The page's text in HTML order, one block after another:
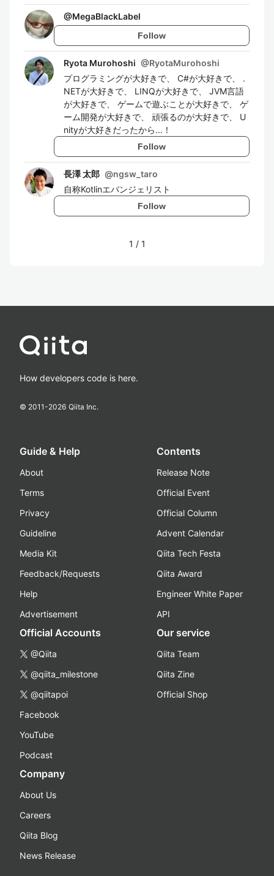
@MegaBlackLabel
Follow
Ryota Murohoshi @RyotaMurohoshi
プログラミングが大好きで、 C#が大好きで、 .
NETが大好きで、 LINQが大好きで、 JVM言語
が大好きで、 ゲームで遊ぶことが大好きで、 ゲ
ーム開発が大好きで、 頑張るのが大好きで、 U
nityが大好きだったから...！
Follow
長澤 太郎 @ngsw_taro
自称Kotlinエバンジェリスト
Follow
1 / 1
How developers code is here.
© 2011-2026 Qiita Inc.
Guide & Help
About
Terms
Privacy
Guideline
Media Kit
Feedback/Requests
Help
Advertisement
Contents
Release Note
Official Event
Official Column
Advent Calendar
Qiita Tech Festa
Qiita Award
Engineer White Paper
API
Official Accounts
@Qiita
@qiita_milestone
@qiitapoi
Facebook
YouTube
Podcast
Our service
Qiita Team
Qiita Zine
Official Shop
Company
About Us
Careers
Qiita Blog
News Release